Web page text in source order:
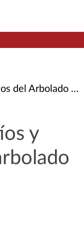
Arbolado Urbano"
y